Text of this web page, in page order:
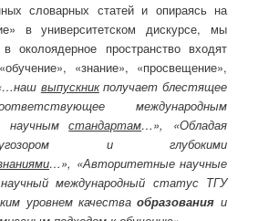
словарных статей и опираясь на
в университетском дискурсе, мы
пространство входят
«знание», «просвещение»,
выпускникполучает блестящее
международным
научнымстандартам…», «Обладая
и глубокими
…», «Авторитетные научные
международный статус ТГУ
уровнем качестваобразования и